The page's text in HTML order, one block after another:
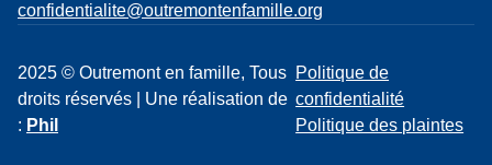
confidentialite@outremontenfamille.org
2025 © Outremont en famille, Tous
droits réservés | Une réalisation de
: Phil
Politique de
confidentialité
Politique des plaintes